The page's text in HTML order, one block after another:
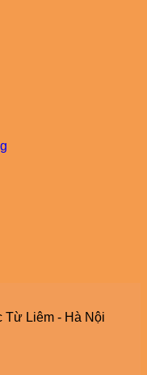
Từ Liêm - Hà Nội